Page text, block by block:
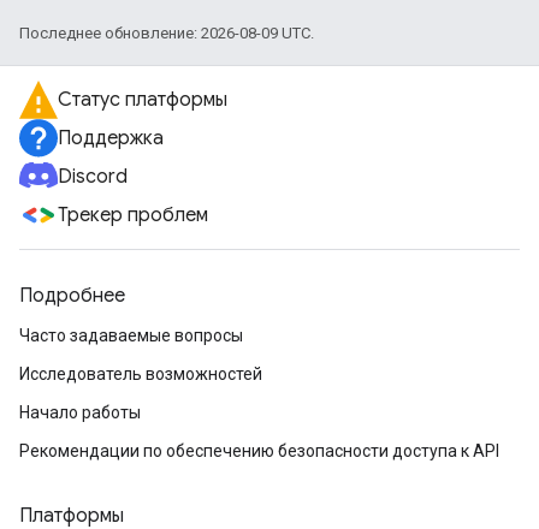
Последнее обновление: 2026-08-09 UTC.
Статус платформы
Поддержка
Discord
Трекер проблем
Подробнее
Часто задаваемые вопросы
Исследователь возможностей
Начало работы
Рекомендации по обеспечению безопасности доступа к API
Платформы